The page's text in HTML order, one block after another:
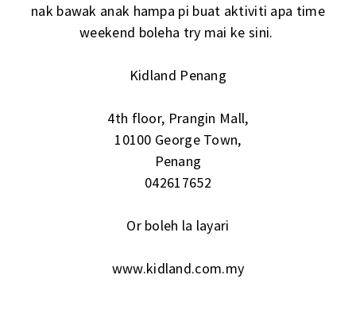
nak bawak anak hampa pi buat aktiviti apa time
weekend boleha try mai ke sini.
Kidland Penang
4th floor, Prangin Mall,
10100 George Town,
Penang
042617652
Or boleh la layari
www.kidland.com.my